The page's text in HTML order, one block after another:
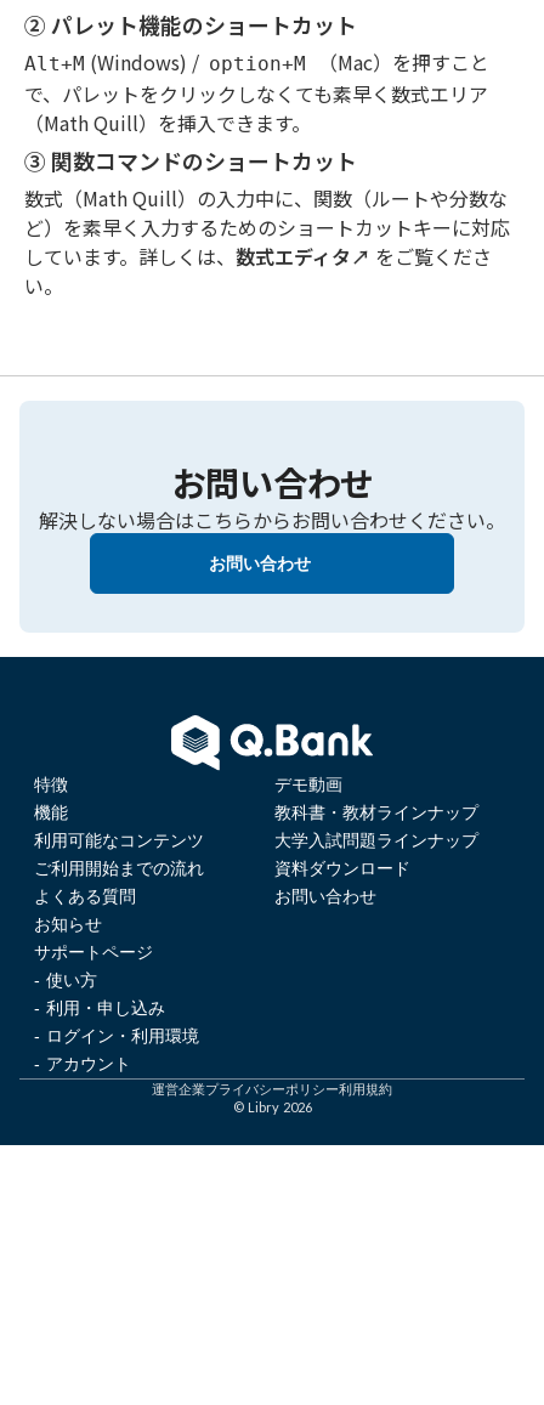
② パレット機能のショートカット
Alt+M (Windows) / option+M
（Mac）を押すこと
で、パレットをクリックしなくても素早く数式エリア
（Math Quill）を挿入できます。
③ 関数コマンドのショートカット
数式（Math Quill）の入力中に、関数（ルートや分数な
ど）を素早く入力するためのショートカットキーに対応
しています。詳しくは、 数式エディタ↗︎ をご覧くださ
い。
お問い合わせ
解決しない場合はこちらからお問い合わせください。
お問い合わせ
特徴
機能
利用可能なコンテンツ
ご利用開始までの流れ
よくある質問
お知らせ
デモ動画
教科書・教材ラインナップ
大学入試問題ラインナップ
資料ダウンロード
お問い合わせ
サポートページ
- 使い方
- 利用・申し込み
- ログイン・利用環境
- アカウント
運営企業プライバシーポリシー利用規約
© Libry 2026